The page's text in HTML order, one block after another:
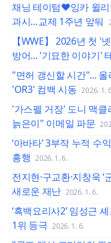
채닝 테이텀♥잉카 윌
과시…교제 1주년 앞둬
【WWE】 2026년 첫 '
방어... '기묘한 이야기'
"면허 갱신할 시간"...
'OR3' 컴백 시동 2026. 1.
'가스펠 거장' 도니 맥클
늙은이" 이메일 파문
‘아바타’ 3부작 누적
흥행 2026. 1. 6.
전지현·구교환·지창욱
새로운 재난 2026. 1. 6.
‘흑백요리사2’ 임성근
1위 등극 2026. 1. 6.